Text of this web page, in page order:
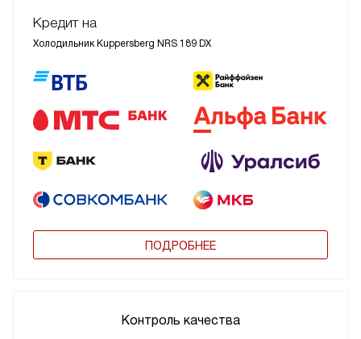
Кредит на
Холодильник Kuppersberg NRS 189 DX
ПОДРОБНЕЕ
Контроль качества